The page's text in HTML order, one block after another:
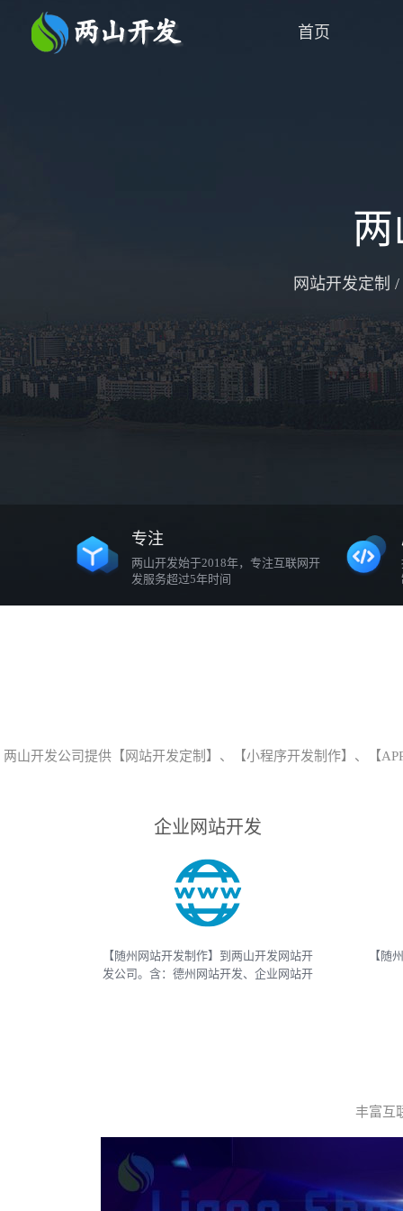
首页
网站开发定制
专注
两山开发始于2018年，专注互联网开
发服务超过5年时间
两山开发公司提供【网站开发定制】、【小程序开发制作】、【
企业网站开发
【随州网站开发制作】到两山开发网站开
发公司。含：德州网站开发、企业网站开
【随
丰富互